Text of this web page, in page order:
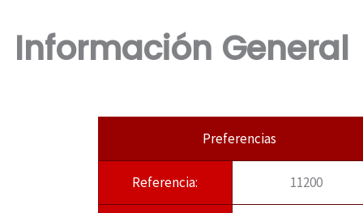
Información General
Preferencias
Referencia: 11200